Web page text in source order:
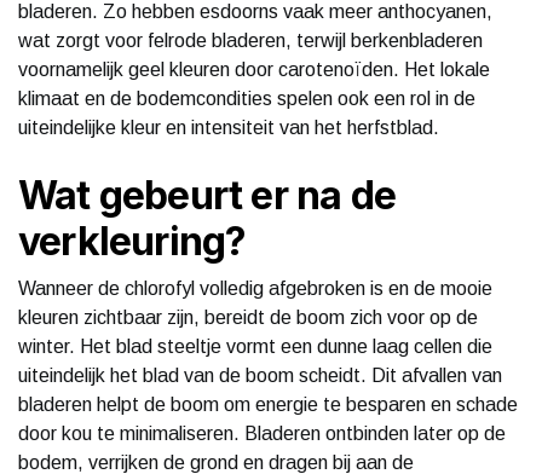
bladeren. Zo hebben esdoorns vaak meer anthocyanen,
wat zorgt voor felrode bladeren, terwijl berkenbladeren
voornamelijk geel kleuren door carotenoïden. Het lokale
klimaat en de bodemcondities spelen ook een rol in de
uiteindelijke kleur en intensiteit van het herfstblad.
Wat gebeurt er na de
verkleuring?
Wanneer de chlorofyl volledig afgebroken is en de mooie
kleuren zichtbaar zijn, bereidt de boom zich voor op de
winter. Het blad steeltje vormt een dunne laag cellen die
uiteindelijk het blad van de boom scheidt. Dit afvallen van
bladeren helpt de boom om energie te besparen en schade
door kou te minimaliseren. Bladeren ontbinden later op de
bodem, verrijken de grond en dragen bij aan de